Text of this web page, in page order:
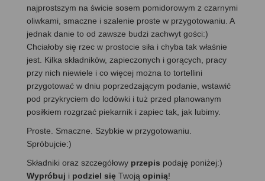
najprostszym na świcie sosem pomidorowym z czarnymi
oliwkami, smaczne i szalenie proste w przygotowaniu. A
jednak danie to od zawsze budzi zachwyt gości:)
Chciałoby się rzec w prostocie siła i chyba tak właśnie
jest. Kilka składników, zapieczonych i gorących, pracy
przy nich niewiele i co więcej można to tortellini
przygotować w dniu poprzedzającym podanie, wstawić
pod przykryciem do lodówki i tuż przed planowanym
posiłkiem rozgrzać piekarnik i zapiec tak, jak lubimy.
Proste. Smaczne. Szybkie w przygotowaniu.
Spróbujcie:)
Składniki oraz szczegółowy przepis podaję poniżej:)
Wypróbuj i podziel się Twoją opinią!